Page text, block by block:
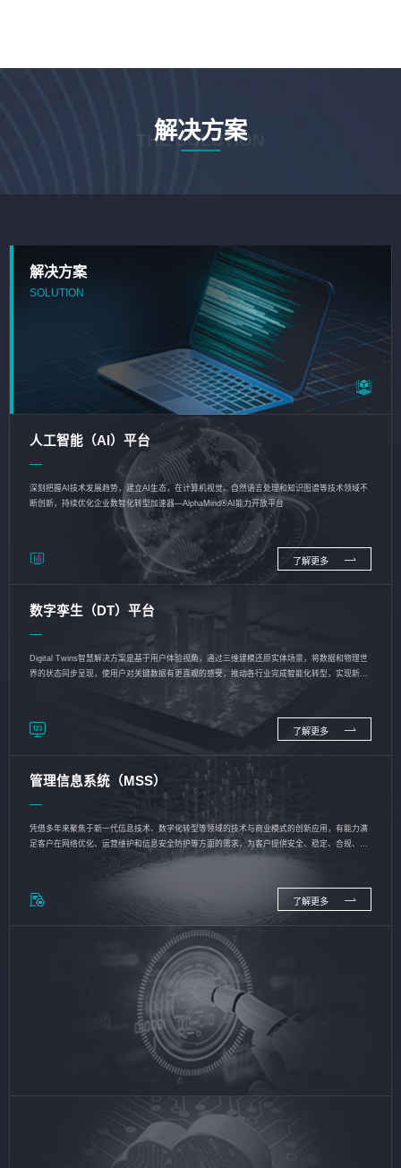
解决方案
THE SOLUTION
解决方案
SOLUTION
人工智能（AI）平台
深刻把握AI技术发展趋势，建立AI生态，在计算机视觉、自然语言处理和知识图谱等技术领域不
断创新，持续优化企业数智化转型加速器—AlphaMind®AI能力开放平台
了解更多
数字孪生（DT）平台
Digital Twins智慧解决方案是基于用户体验视角，通过三维建模还原实体场景，将数据和物理世
界的状态同步呈现，使用户对关键数据有更直观的感受，推动各行业完成智能化转型，实现新旧
了解更多
管理信息系统（MSS）
凭借多年来聚焦于新一代信息技术、数字化转型等领域的技术与商业模式的创新应用，有能力满
足客户在网络优化、运营维护和信息安全防护等方面的需求，为客户提供安全、稳定、合规、持
了解更多